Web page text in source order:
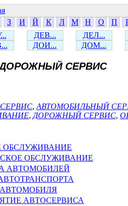
З И Й К Л М Н О П
ДЕВ...
ДЕЛ...
ДОИ... ДОМ...
СЕРВИС
, АВТОМОБИЛЬНЫЙ
, ДОРОЖНЫЙ СЕРВИС,
ОБСЛУЖИВАНИЕ
ОБСЛУЖИВАНИЕ
АВТОМОБИЛЕЙ
АВТОСЕРВИСА